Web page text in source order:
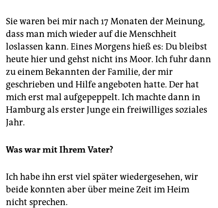
Sie waren bei mir nach 17 Monaten der Meinung,
dass man mich wieder auf die Menschheit
loslassen kann. Eines Morgens hieß es: Du bleibst
heute hier und gehst nicht ins Moor. Ich fuhr dann
zu einem Bekannten der Familie, der mir
geschrieben und Hilfe angeboten hatte. Der hat
mich erst mal aufgepeppelt. Ich machte dann in
Hamburg als erster Junge ein freiwilliges soziales
Jahr.
Was war mit Ihrem Vater?
Ich habe ihn erst viel später wiedergesehen, wir
beide konnten aber über meine Zeit im Heim
nicht sprechen.